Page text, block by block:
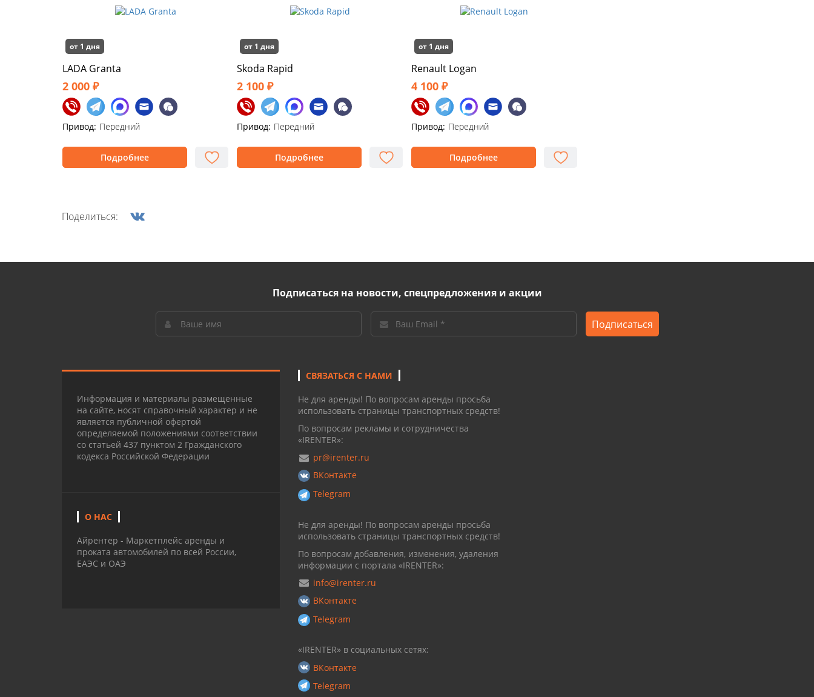
от 1 дня
LADA Granta
2 000 ₽
Привод: Передний
Подробнее
от 1 дня
Skoda Rapid
2 100 ₽
Привод: Передний
Подробнее
от 1 дня
Renault Logan
4 100 ₽
Привод: Передний
Подробнее
Поделиться:
Подписаться на новости, спецпредложения и акции
Подписаться
Информация и материалы размещенные
на сайте, носят справочный характер и не
является публичной офертой
определяемой положениями соответствии
со статьей 437 пунктом 2 Гражданского
кодекса Российской Федерации
О НАС
Айрентер - Маркетплейс аренды и
проката автомобилей по всей России,
ЕАЭС и ОАЭ
СВЯЗАТЬСЯ С НАМИ
Не для аренды! По вопросам аренды просьба
использовать страницы транспортных средств!
По вопросам рекламы и сотрудничества
«IRENTER»:
pr@irenter.ru
ВКонтакте
Telegram
Не для аренды! По вопросам аренды просьба
использовать страницы транспортных средств!
По вопросам добавления, изменения, удаления
информации с портала «IRENTER»:
info@irenter.ru
ВКонтакте
Telegram
«IRENTER» в социальных сетях:
ВКонтакте
Telegram